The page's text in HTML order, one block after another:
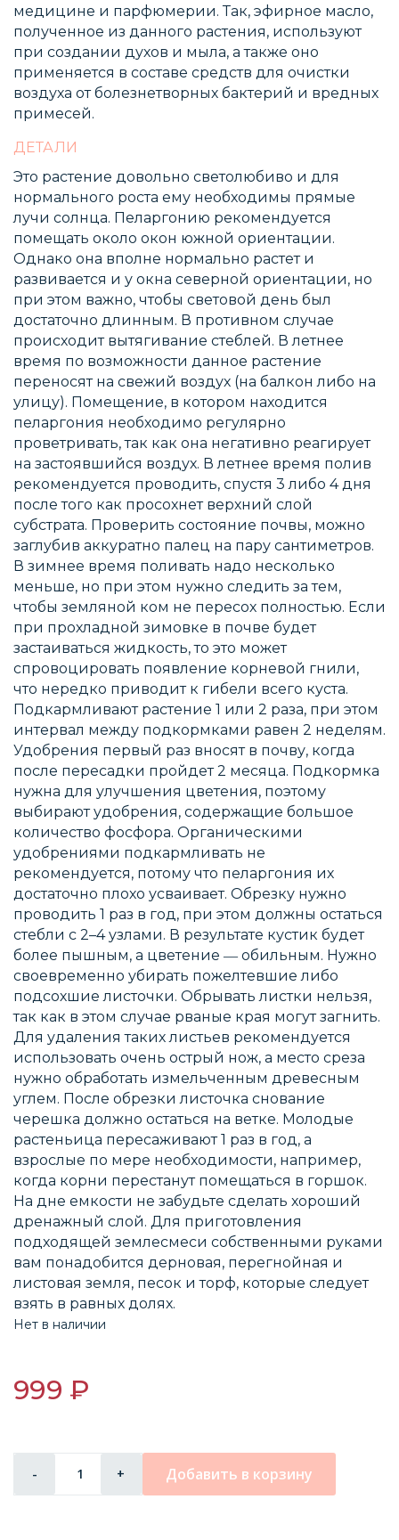
медицине и парфюмерии. Так, эфирное масло,
полученное из данного растения, используют
при создании духов и мыла, а также оно
применяется в составе средств для очистки
воздуха от болезнетворных бактерий и вредных
примесей.
ДЕТАЛИ
Это растение довольно светолюбиво и для
нормального роста ему необходимы прямые
лучи солнца. Пеларгонию рекомендуется
помещать около окон южной ориентации.
Однако она вполне нормально растет и
развивается и у окна северной ориентации, но
при этом важно, чтобы световой день был
достаточно длинным. В противном случае
происходит вытягивание стеблей. В летнее
время по возможности данное растение
переносят на свежий воздух (на балкон либо на
улицу). Помещение, в котором находится
пеларгония необходимо регулярно
проветривать, так как она негативно реагирует
на застоявшийся воздух. В летнее время полив
рекомендуется проводить, спустя 3 либо 4 дня
после того как просохнет верхний слой
субстрата. Проверить состояние почвы, можно
заглубив аккуратно палец на пару сантиметров.
В зимнее время поливать надо несколько
меньше, но при этом нужно следить за тем,
чтобы земляной ком не пересох полностью. Если
при прохладной зимовке в почве будет
застаиваться жидкость, то это может
спровоцировать появление корневой гнили,
что нередко приводит к гибели всего куста.
Подкармливают растение 1 или 2 раза, при этом
интервал между подкормками равен 2 неделям.
Удобрения первый раз вносят в почву, когда
после пересадки пройдет 2 месяца. Подкормка
нужна для улучшения цветения, поэтому
выбирают удобрения, содержащие большое
количество фосфора. Органическими
удобрениями подкармливать не
рекомендуется, потому что пеларгония их
достаточно плохо усваивает. Обрезку нужно
проводить 1 раз в год, при этом должны остаться
стебли с 2–4 узлами. В результате кустик будет
более пышным, а цветение ― обильным. Нужно
своевременно убирать пожелтевшие либо
подсохшие листочки. Обрывать листки нельзя,
так как в этом случае рваные края могут загнить.
Для удаления таких листьев рекомендуется
использовать очень острый нож, а место среза
нужно обработать измельченным древесным
углем. После обрезки листочка снование
черешка должно остаться на ветке. Молодые
растеньица пересаживают 1 раз в год, а
взрослые по мере необходимости, например,
когда корни перестанут помещаться в горшок.
На дне емкости не забудьте сделать хороший
дренажный слой. Для приготовления
подходящей землесмеси собственными руками
вам понадобится дерновая, перегнойная и
листовая земля, песок и торф, которые следует
взять в равных долях.
Нет в наличии
999 ₽
- + Добавить в корзину